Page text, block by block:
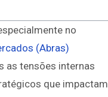
no
(Abras)
as tensões internas
que impactam